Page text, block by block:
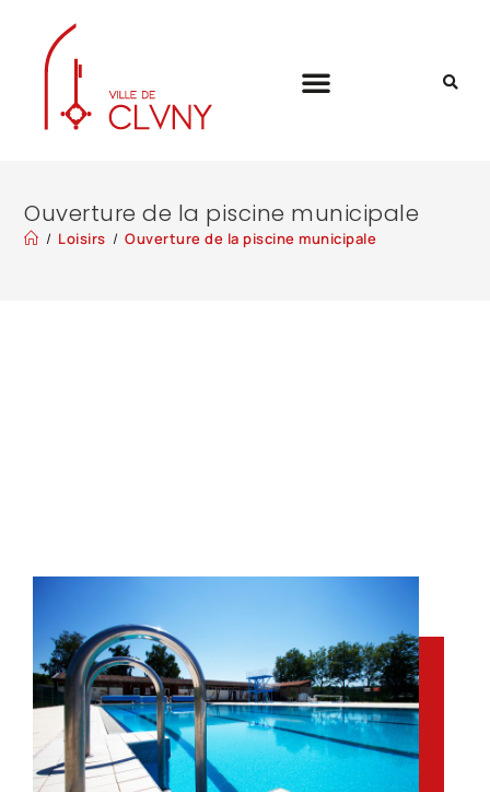
Ouverture de la piscine municipale
/ Loisirs / Ouverture de la piscine municipale